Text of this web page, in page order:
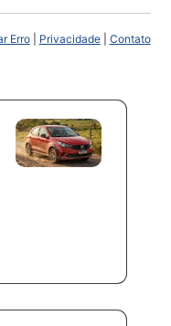
Erro| Privacidade| Contato